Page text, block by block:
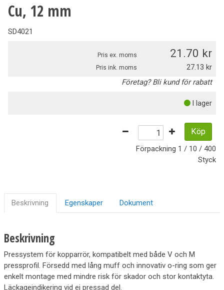
Cu, 12 mm
SD4021
Pris ex. moms 21.70
Pris ink. moms
27.13
Företag? Bli kund för rabatt
I lager
Köp
Förpackning 1 / 10 / 400
Styck
Beskrivning Egenskaper Dokument
Beskrivning
Pressystem för kopparrör, kompatibelt med både V och M
pressprofil. Försedd med lång muff och innovativ o-ring som ger
enkelt montage med mindre risk för skador och stor kontaktyta.
Läckageindikering vid ej pressad del.